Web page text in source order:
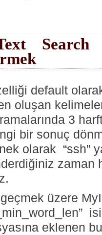
default
oluşan
3
bir sonuç
olarak “ssh”
zaman
üzere
eklenen